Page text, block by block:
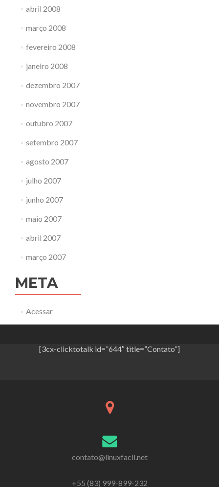
abril 2008
março 2008
fevereiro 2008
janeiro 2008
dezembro 2007
novembro 2007
outubro 2007
setembro 2007
agosto 2007
julho 2007
junho 2007
maio 2007
abril 2007
março 2007
META
Acessar
[3cx-clicktotalk id=”644″ title=”Contato”]
contato@linuxfacil.net
+55 (83) 999-899-232